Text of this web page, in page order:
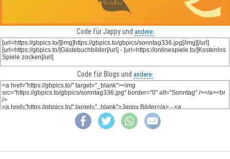
Code für Jappy und andere:
Code für Blogs und andere: